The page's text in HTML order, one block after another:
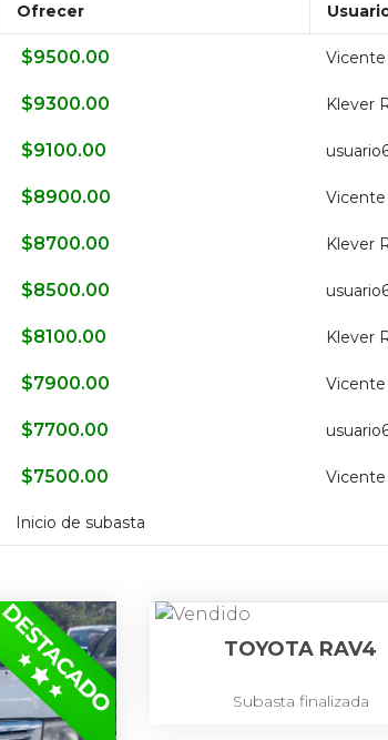
Ofrecer
$9500.00 Vicente
$9300.00 Klever
$9100.00
$8900.00 Vicente
$8700.00 Klever
$8500.00
$8100.00 Klever
$7900.00 Vicente
$7700.00
$7500.00 Vicente
Inicio de subasta
TOYOTA RAV4
Subasta finalizada